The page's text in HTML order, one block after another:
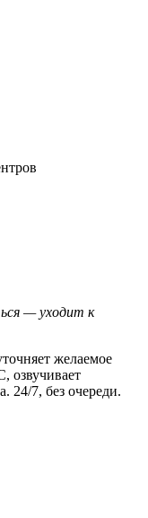
— уходит к
желаемое
озвучивает
24/7, без очереди.